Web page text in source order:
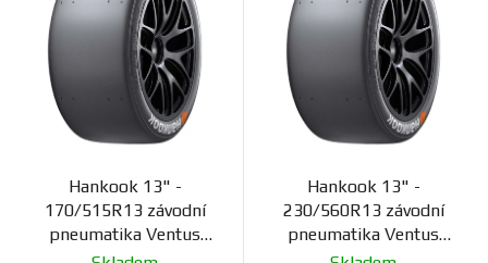
Hankook 13" -
170/515R13 závodní
pneumatika Ventus
F200
Hankook 13" -
230/560R13 závodní
pneumatika Ventus
F200